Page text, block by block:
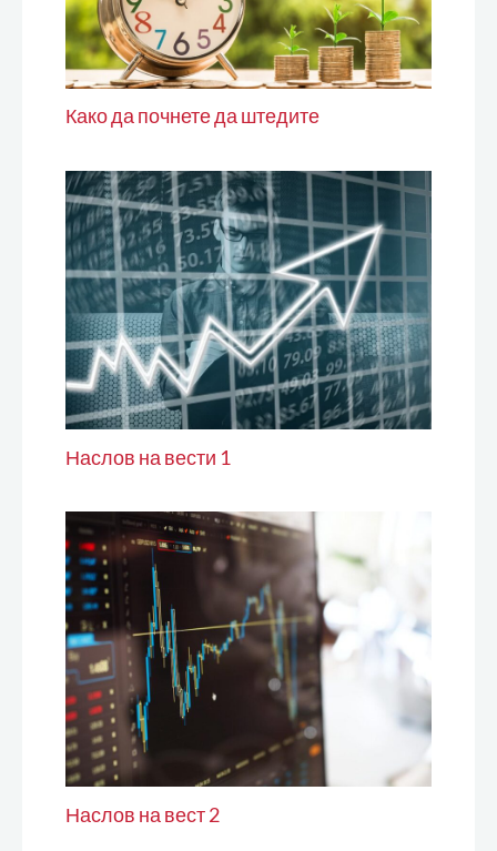
Како да почнете да штедите
Наслов на вести 1
Наслов на вест 2